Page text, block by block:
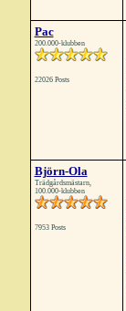
Pac
200.000-klubben
22026 Posts
Björn-Ola
Trädgårdsmästarn,
100.000-klubben
7953 Posts